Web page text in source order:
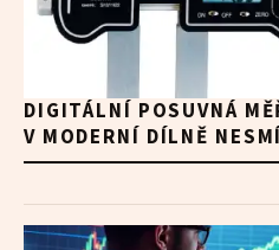
DIGITÁLNÍ POSUVNÁ
V MODERNÍ DÍLNĚ